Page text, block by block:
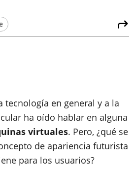
tecnología en general y a la
ha oído hablar en alguna
virtuales. Pero, ¿qué se
de apariencia futurista
para los usuarios?